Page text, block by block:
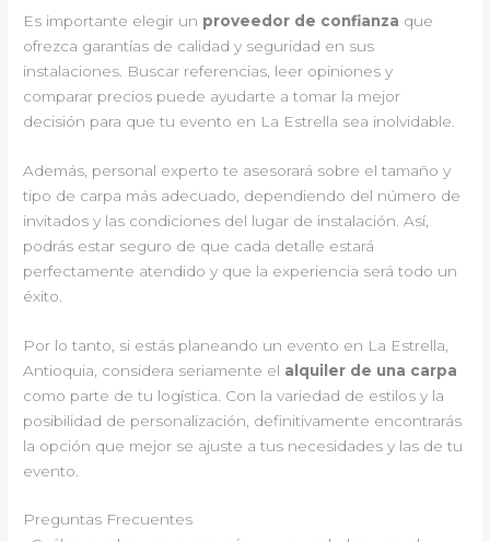
Es importante elegir un proveedor de confianza que
ofrezca garantías de calidad y seguridad en sus
instalaciones. Buscar referencias, leer opiniones y
comparar precios puede ayudarte a tomar la mejor
decisión para que tu evento en La Estrella sea inolvidable.
Además, personal experto te asesorará sobre el tamaño y
tipo de carpa más adecuado, dependiendo del número de
invitados y las condiciones del lugar de instalación. Así,
podrás estar seguro de que cada detalle estará
perfectamente atendido y que la experiencia será todo un
éxito.
Por lo tanto, si estás planeando un evento en La Estrella,
Antioquia, considera seriamente el alquiler de una carpa
como parte de tu logística. Con la variedad de estilos y la
posibilidad de personalización, definitivamente encontrarás
la opción que mejor se ajuste a tus necesidades y las de tu
evento.
Preguntas Frecuentes